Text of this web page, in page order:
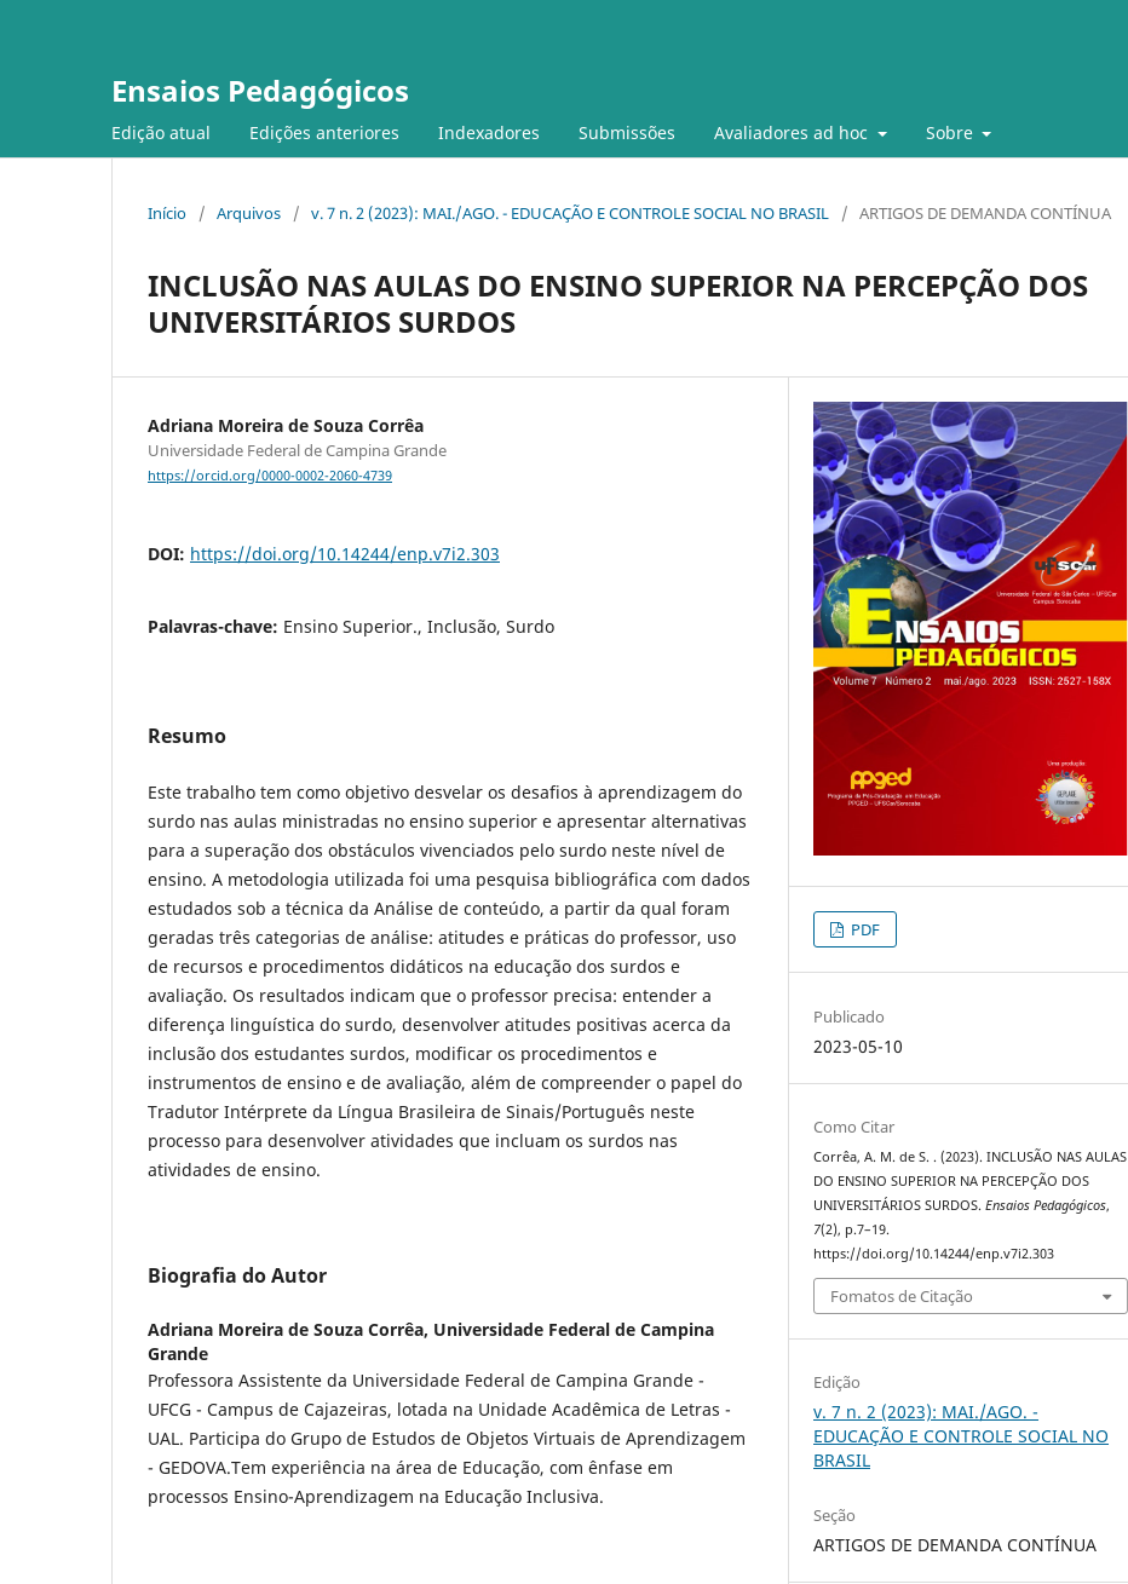
Ensaios Pedagógicos
Edição atual Edições anteriores Indexadores Submissões Avaliadores ad hoc Sobre
Início / Arquivos / v. 7 n. 2 (2023): MAI./AGO. - EDUCAÇÃO E CONTROLE SOCIAL NO BRASIL / ARTIGOS DE DEMANDA CONTÍNUA
INCLUSÃO NAS AULAS DO ENSINO SUPERIOR NA PERCEPÇÃO DOS
UNIVERSITÁRIOS SURDOS
Adriana Moreira de Souza Corrêa
Universidade Federal de Campina Grande
https://orcid.org/0000-0002-2060-4739
DOI: https://doi.org/10.14244/enp.v7i2.303
Palavras-chave: Ensino Superior., Inclusão, Surdo
Resumo
Este trabalho tem como objetivo desvelar os desafios à aprendizagem do
surdo nas aulas ministradas no ensino superior e apresentar alternativas
para a superação dos obstáculos vivenciados pelo surdo neste nível de
ensino. A metodologia utilizada foi uma pesquisa bibliográfica com dados
estudados sob a técnica da Análise de conteúdo, a partir da qual foram
geradas três categorias de análise: atitudes e práticas do professor, uso
de recursos e procedimentos didáticos na educação dos surdos e
avaliação. Os resultados indicam que o professor precisa: entender a
diferença linguística do surdo, desenvolver atitudes positivas acerca da
inclusão dos estudantes surdos, modificar os procedimentos e
instrumentos de ensino e de avaliação, além de compreender o papel do
Tradutor Intérprete da Língua Brasileira de Sinais/Português neste
processo para desenvolver atividades que incluam os surdos nas
atividades de ensino.
Biografia do Autor
Adriana Moreira de Souza Corrêa, Universidade Federal de Campina
Grande
Professora Assistente da Universidade Federal de Campina Grande -
UFCG - Campus de Cajazeiras, lotada na Unidade Acadêmica de Letras -
UAL. Participa do Grupo de Estudos de Objetos Virtuais de Aprendizagem
- GEDOVA.Tem experiência na área de Educação, com ênfase em
processos Ensino-Aprendizagem na Educação Inclusiva.
PDF
Publicado
2023-05-10
Como Citar
Corrêa, A. M. de S. . (2023). INCLUSÃO NAS AULAS
DO ENSINO SUPERIOR NA PERCEPÇÃO DOS
UNIVERSITÁRIOS SURDOS.Ensaios Pedagógicos,
7(2), p.7–19.
https://doi.org/10.14244/enp.v7i2.303
Fomatos de Citação
Edição
v. 7 n. 2 (2023): MAI./AGO. -
EDUCAÇÃO E CONTROLE SOCIAL NO
BRASIL
Seção
ARTIGOS DE DEMANDA CONTÍNUA